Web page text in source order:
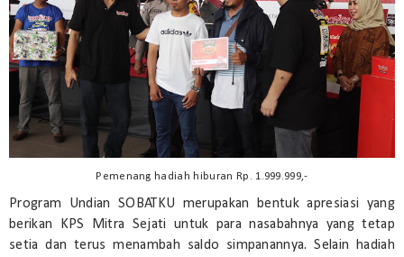
Pemenang hadiah hiburan Rp. 1.999.999,-
Program Undian SOBATKU merupakan bentuk apresiasi yang
berikan KPS Mitra Sejati untuk para nasabahnya yang tetap
setia dan terus menambah saldo simpanannya. Selain hadiah